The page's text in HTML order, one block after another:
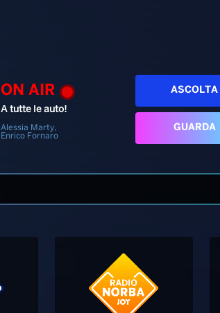
ON AIR
A tutte le auto!
Alessia Marty,
Enrico Fornaro
ASCOLTA
GUARDA